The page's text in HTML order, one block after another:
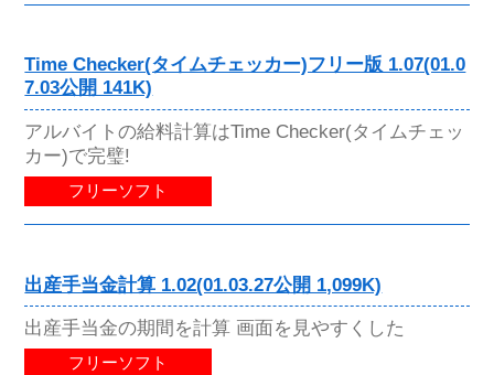
Time Checker(タイムチェッカー)フリー版 1.07(01.0
7.03公開 141K)
アルバイトの給料計算はTime Checker(タイムチェッ
カー)で完璧!
フリーソフト
出産手当金計算 1.02(01.03.27公開 1,099K)
出産手当金の期間を計算 画面を見やすくした
フリーソフト